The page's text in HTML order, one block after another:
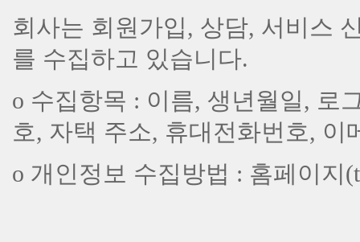
회사는 회원가입, 상담, 서비스
를 수집하고 있습니다.
ο 수집항목 : 이름, 생년월일, 로
호, 자택 주소, 휴대전화번호, 이
ο 개인정보 수집방법 : 홈페이지